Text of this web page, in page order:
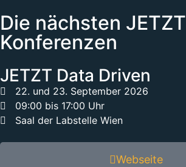
Die nächsten JETZT
Konferenzen
JETZT Data Driven
22. und 23. September 2026
09:00 bis 17:00 Uhr
Saal der Labstelle Wien
Webseite